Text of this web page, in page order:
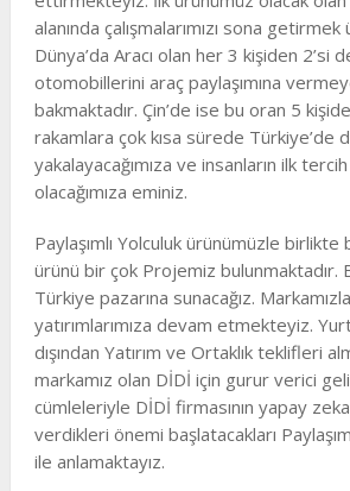
alanında çalışmalarımızı sona
Dünya’da Aracı olan her 3 kişiden 2’si
otomobillerini araç paylaşımına
bakmaktadır. Çin’de ise bu oran 5
rakamlara çok kısa sürede Türkiye’de
yakalayacağımıza ve insanların ilk
olacağımıza eminiz.
Paylaşımlı Yolculuk ürünümüzle
ürünü bir çok Projemiz bulunmaktadır.
Türkiye pazarına sunacağız.
yatırımlarımıza devam etmekteyiz.
dışından Yatırım ve Ortaklık teklifleri
markamız olan DİDİ için gurur verici
cümleleriyle DİDİ firmasının yapay zeka
verdikleri önemi başlatacakları
ile anlamaktayız.